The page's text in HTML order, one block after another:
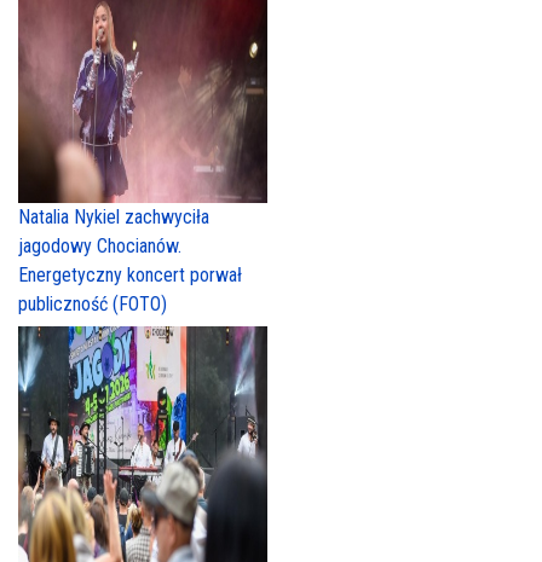
Natalia Nykiel zachwyciła
jagodowy Chocianów.
Energetyczny koncert porwał
publiczność (FOTO)